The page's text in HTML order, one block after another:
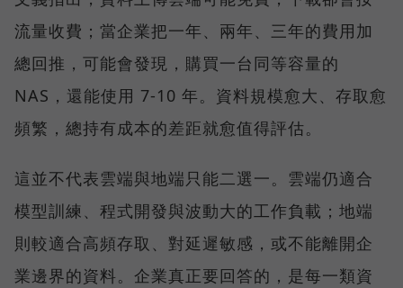
流量收費；當企業把一年、兩年、三年的費用加
總回推，可能會發現，購買一台同等容量的
NAS，還能使用 7-10 年。資料規模愈大、存取愈
頻繁，總持有成本的差距就愈值得評估。
這並不代表雲端與地端只能二選一。雲端仍適合
模型訓練、程式開發與波動大的工作負載；地端
則較適合高頻存取、對延遲敏感，或不能離開企
業邊界的資料。企業真正要回答的，是每一類資